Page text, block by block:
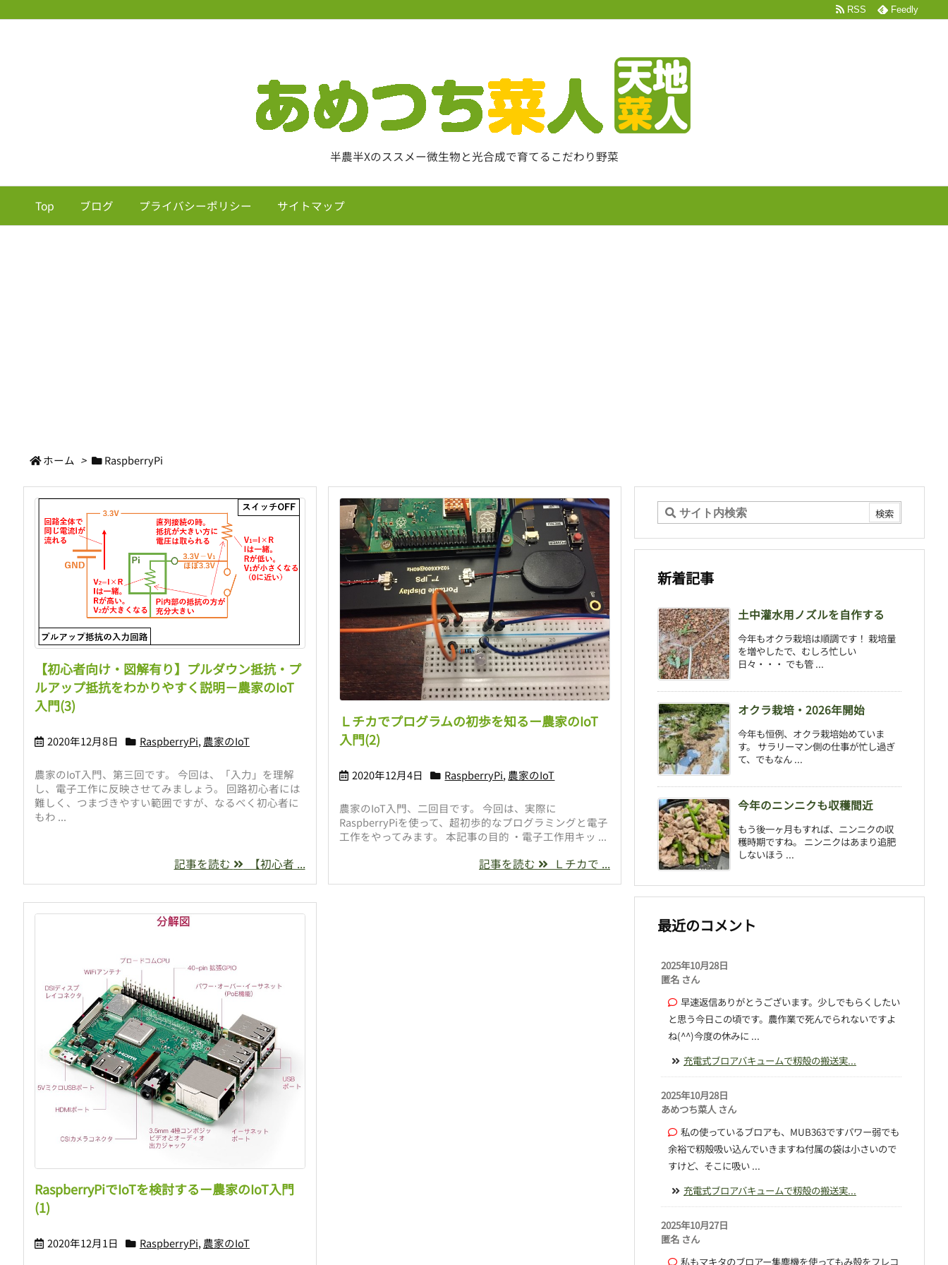
半農半Xのススメー微生物と光合成で育てるこだわり野菜
Top ブログ プライバシーポリシー サイトマップ
RSS Feedly
ホーム > RaspberryPi
【初心者向け・図解有り】プルダウン抵抗・プ
ルアップ抵抗をわかりやすく説明－農家のIoT
入門(3)
2020年12月8日 RaspberryPi, 農家のIoT
農家のIoT入門、第三回です。 今回は、「入力」を理解
し、電子工作に反映させてみましょう。 回路初心者には
難しく、つまづきやすい範囲ですが、なるべく初心者に
もわ ...
記事を読む 【初心者 ...
Ｌチカでプログラムの初歩を知るー農家のIoT
入門(2)
2020年12月4日 RaspberryPi,農家のIoT
農家のIoT入門、二回目です。 今回は、実際に
RaspberryPiを使って、超初歩的なプログラミングと電子
工作をやってみます。 本記事の目的 ・電子工作用キッ ...
記事を読む Ｌチカで ...
RaspberryPiでIoTを検討するー農家のIoT入門
(1)
2020年12月1日 RaspberryPi, 農家のIoT
新着記事
土中灌水用ノズルを自作する
今年もオクラ栽培は順調です！ 栽培量
を増やしたで、むしろ忙しい
日々・・・ でも管 ...
オクラ栽培・2026年開始
今年も恒例、オクラ栽培始めていま
す。 サラリーマン側の仕事が忙し過ぎ
て、でもなん ...
今年のニンニクも収穫間近
もう後一ヶ月もすれば、ニンニクの収
穫時期ですね。 ニンニクはあまり追肥
しないほう ...
最近のコメント
2025年10月28日
匿名 さん
早速返信ありがとうございます。少しでもらくしたい
と思う今日この頃です。農作業で死んでられないですよ
ね(^^)今度の休みに ...
充電式ブロアバキュームで籾殻の搬送実...
2025年10月28日
あめつち菜人 さん
私の使っているブロアも、MUB363ですパワー弱でも
余裕で籾殻吸い込んでいきますね付属の袋は小さいので
すけど、そこに吸い ...
充電式ブロアバキュームで籾殻の搬送実...
2025年10月27日
匿名 さん
私もマキタのブロアー集塵機を使ってもみ殻をフレコ